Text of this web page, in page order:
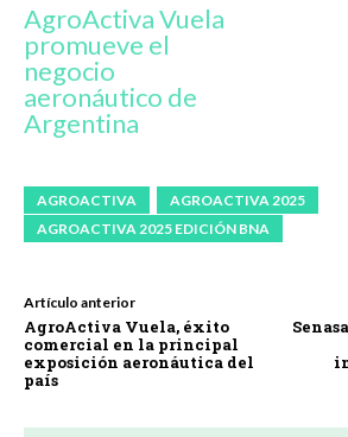
AgroActiva Vuela
promueve el
negocio
aeronáutico de
Argentina
AGROACTIVA
AGROACTIVA 2025
AGROACTIVA 2025 EDICIÓN BNA
Artículo anterior
AgroActiva Vuela, éxito
comercial en la principal
exposición aeronáutica del
país